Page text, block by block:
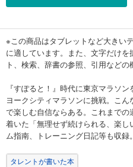
※この商品はタブレットなど大きい
に適しています。また、文字だけ
ト、検索、辞書の参照、引用などの
『すぽると！』時代に東京マラソ
ヨークシティマラソンに挑戦。こ
で楽しむ自信ならある。これまで
着いた「無理せず続けられる、楽
ム指南、トレーニング日記等も収録。
タレントが書いた本